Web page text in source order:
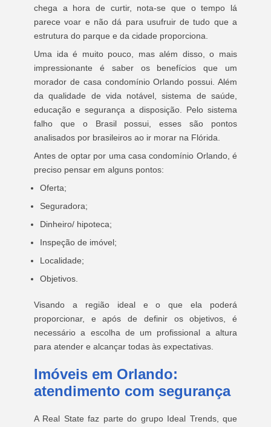
chega a hora de curtir, nota-se que o tempo lá
parece voar e não dá para usufruir de tudo que a
estrutura do parque e da cidade proporciona.
Uma ida é muito pouco, mas além disso, o mais
impressionante é saber os benefícios que um
morador de casa condomínio Orlando possui. Além
da qualidade de vida notável, sistema de saúde,
educação e segurança a disposição. Pelo sistema
falho que o Brasil possui, esses são pontos
analisados por brasileiros ao ir morar na Flórida.
Antes de optar por uma casa condomínio Orlando, é
preciso pensar em alguns pontos:
Oferta;
Seguradora;
Dinheiro/ hipoteca;
Inspeção de imóvel;
Localidade;
Objetivos.
Visando a região ideal e o que ela poderá
proporcionar, e após de definir os objetivos, é
necessário a escolha de um profissional a altura
para atender e alcançar todas às expectativas.
Imóveis em Orlando:
atendimento com segurança
A Real State faz parte do grupo Ideal Trends, que